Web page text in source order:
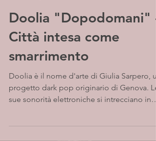
Doolia "Dopodomani" -
Città intesa come
smarrimento
Doolia è il nome d'arte di Giulia Sarpero, un
progetto dark pop originario di Genova. Le
sue sonorità elettroniche si intrecciano in